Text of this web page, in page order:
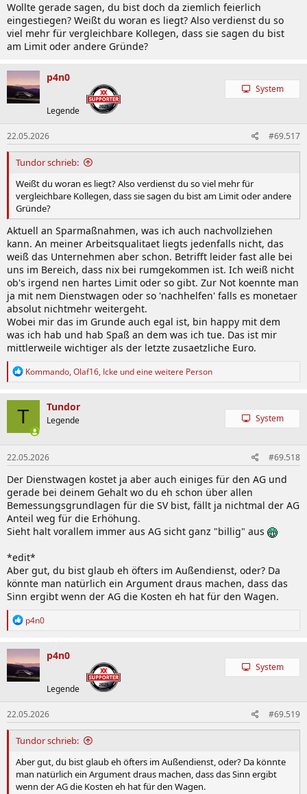
Wollte gerade sagen, du bist doch da ziemlich feierlich
eingestiegen? Weißt du woran es liegt? Also verdienst du so
viel mehr für vergleichbare Kollegen, dass sie sagen du bist
am Limit oder andere Gründe?
p4n0
Legende
System
22.05.2026 #69.517
Tundor schrieb:
Weißt du woran es liegt? Also verdienst du so viel mehr für
vergleichbare Kollegen, dass sie sagen du bist am Limit oder andere
Gründe?
Aktuell an Sparmaßnahmen, was ich auch nachvollziehen
kann. An meiner Arbeitsqualitaet liegts jedenfalls nicht, das
weiß das Unternehmen aber schon. Betrifft leider fast alle bei
uns im Bereich, dass nix bei rumgekommen ist. Ich weiß nicht
ob's irgend nen hartes Limit oder so gibt. Zur Not koennte man
ja mit nem Dienstwagen oder so 'nachhelfen' falls es monetaer
absolut nichtmehr weitergeht.
Wobei mir das im Grunde auch egal ist, bin happy mit dem
was ich hab und hab Spaß an dem was ich tue. Das ist mir
mittlerweile wichtiger als der letzte zusaetzliche Euro.
R
k
t
o
n
e
n
Kommando, Olaf16, Icke und eine weitere Person
T Tundor
Legende System
22.05.2026 #69.518
Der Dienstwagen kostet ja aber auch einiges für den AG und
gerade bei deinem Gehalt wo du eh schon über allen
Bemessungsgrundlagen für die SV bist, fällt ja nichtmal der AG
Anteil weg für die Erhöhung.
Sieht halt vorallem immer aus AG sicht ganz "billig" aus
*edit*
Aber gut, du bist glaub eh öfters im Außendienst, oder? Da
könnte man natürlich ein Argument draus machen, dass das
Sinn ergibt wenn der AG die Kosten eh hat für den Wagen.
R
k
t
i
o
n
:
p4n0
p4n0
Legende
System
22.05.2026 #69.519
Tundor schrieb:
Aber gut, du bist glaub eh öfters im Außendienst, oder? Da könnte
man natürlich ein Argument draus machen, dass das Sinn ergibt
wenn der AG die Kosten eh hat für den Wagen.